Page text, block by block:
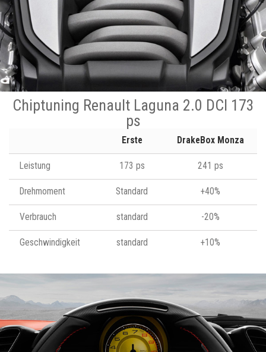
Chiptuning Renault Laguna 2.0 DCI 173
ps
Erste DrakeBox Monza
Leistung 173 ps 241 ps
Drehmoment Standard +40%
Verbrauch standard -20%
Geschwindigkeit standard +10%